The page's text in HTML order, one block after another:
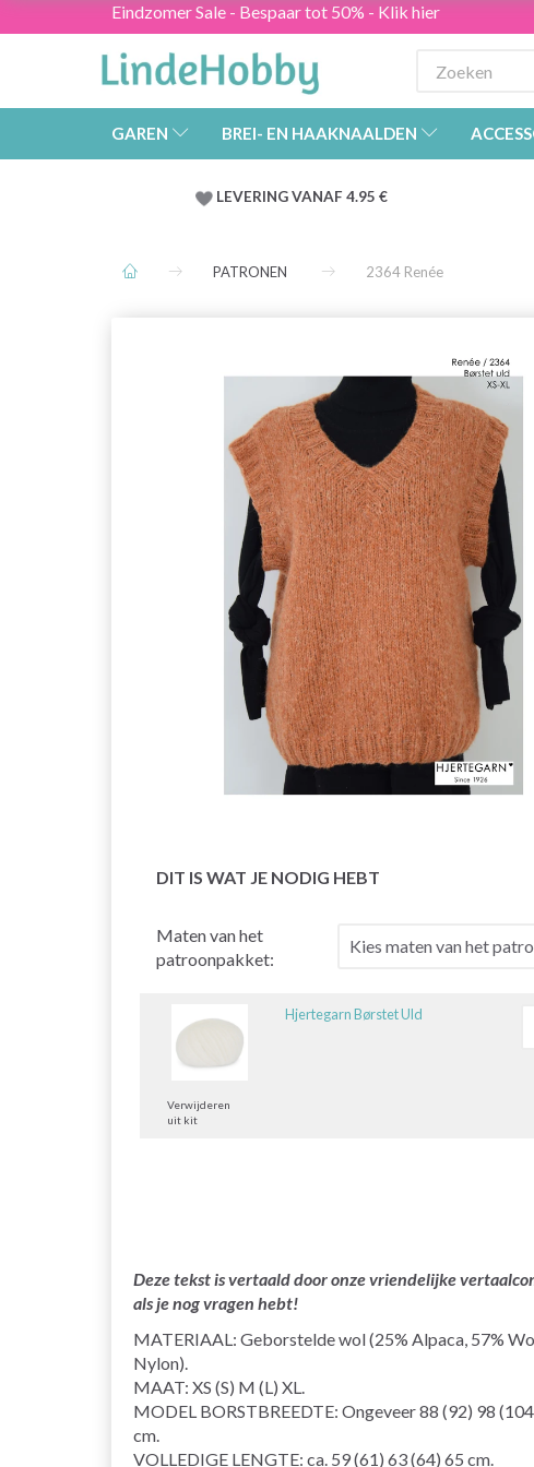
Eindzomer Sale - Bespaar tot 50% - Klik hier
GAREN BREI- EN HAAKNAALDEN
LEVERING VANAF 4.95 €
PATRONEN 2364 Renée
DIT IS WAT JE NODIG HEBT
Maten van het
patroonpakket:
Hjertegarn Børstet Uld
Verwijderen
uit kit
Deze tekst is vertaald door onze vriendelijke
als je nog vragen hebt!
MATERIAAL: Geborstelde wol (25% Alpaca, 57%
Nylon).
MAAT: XS (S) M (L) XL.
MODEL BORSTBREEDTE: Ongeveer 88 (92) 98
cm.
VOLLEDIGE LENGTE: ca. 59 (61) 63 (64) 65 cm.